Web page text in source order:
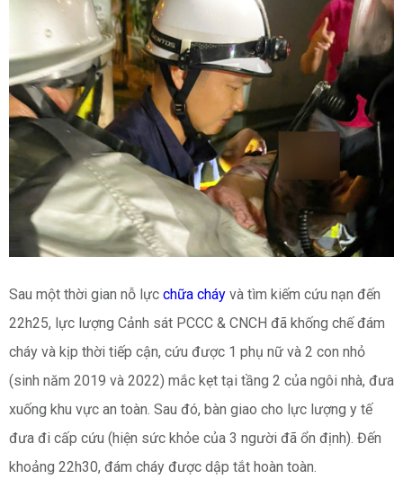
Sau một thời gian nỗ lực chữa cháy và tìm kiếm cứu nạn đến
22h25, lực lượng Cảnh sát PCCC & CNCH đã khống chế đám
cháy và kịp thời tiếp cận, cứu được 1 phụ nữ và 2 con nhỏ
(sinh năm 2019 và 2022) mắc kẹt tại tầng 2 của ngôi nhà, đưa
xuống khu vực an toàn. Sau đó, bàn giao cho lực lượng y tế
đưa đi cấp cứu (hiện sức khỏe của 3 người đã ổn định). Đến
khoảng 22h30, đám cháy được dập tắt hoàn toàn.